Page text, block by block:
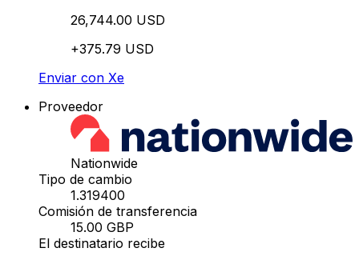
26,744.00 USD
+375.79 USD
Enviar con Xe
Proveedor
Nationwide
Tipo de cambio
1.319400
Comisión de transferencia
15.00 GBP
El destinatario recibe